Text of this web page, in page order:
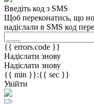
Введіть код з SMS
Щоб переконатись, що
надіслали в SMS код
{{ errors.code }}
Надіслати знову
Надіслати знову
{{ min }}:{{ sec }}
Увійти